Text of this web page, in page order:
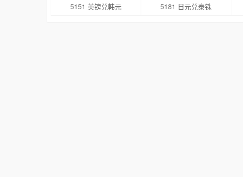
5151 英镑兑韩元
5181 日元兑泰铢